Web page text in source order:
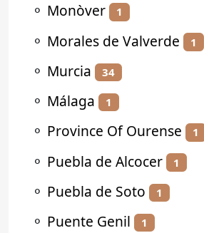
⚬ Monòver 1
⚬ Morales de Valverde 1
⚬ Murcia 34
⚬ Málaga 1
⚬ Province Of Ourense 1
⚬ Puebla de Alcocer 1
⚬ Puebla de Soto 1
⚬ Puente Genil 1